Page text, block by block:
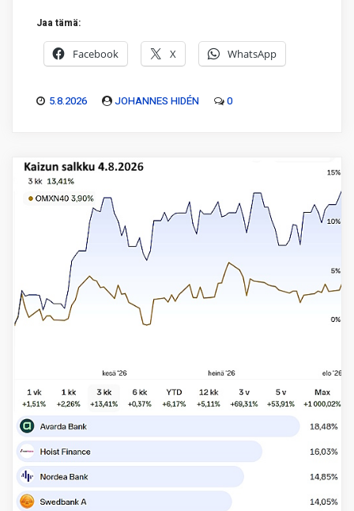
Jaa tämä:
Facebook X WhatsApp
5.8.2026 JOHANNES HIDÉN 0